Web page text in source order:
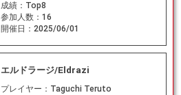
成績： Top8
参加人数： 16
開催日： 2025/06/01
エルドラージ/Eldrazi
プレイヤー： Taguchi Teruto